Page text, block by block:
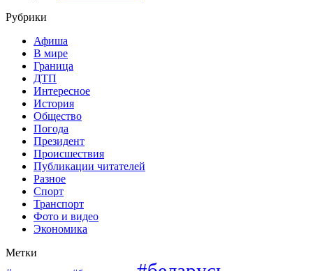
Рубрики
Афиша
В мире
Граница
ДТП
Интересное
История
Общество
Погода
Президент
Происшествия
Публикации читателей
Разное
Спорт
Транспорт
Фото и видео
Экономика
Метки